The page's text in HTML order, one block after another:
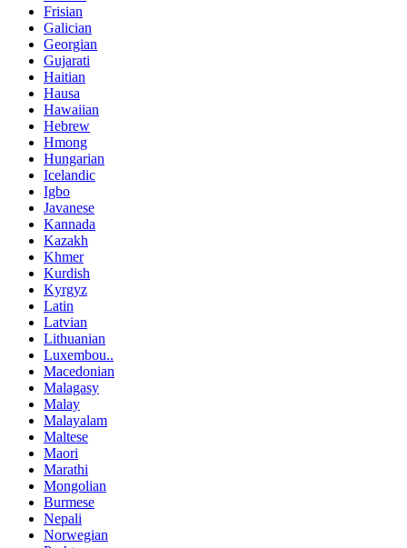
Frisian
Galician
Georgian
Gujarati
Haitian
Hausa
Hawaiian
Hebrew
Hmong
Hungarian
Icelandic
Igbo
Javanese
Kannada
Kazakh
Khmer
Kurdish
Kyrgyz
Latin
Latvian
Lithuanian
Luxembou..
Macedonian
Malagasy
Malay
Malayalam
Maltese
Maori
Marathi
Mongolian
Burmese
Nepali
Norwegian